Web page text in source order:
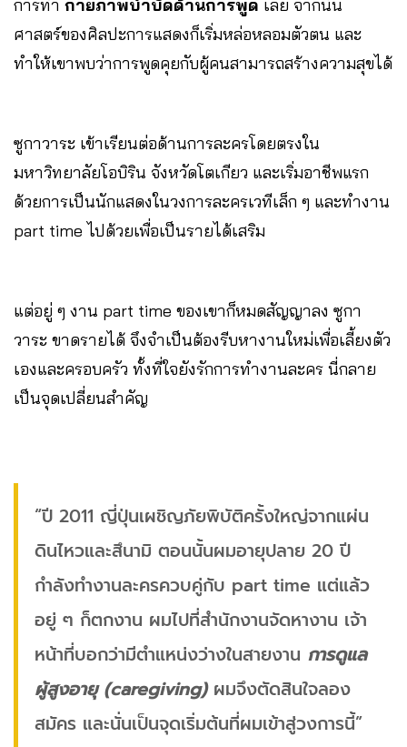
การทำ กายภาพบำบัดด้านการพูด เลย จากนั้น
ศาสตร์ของศิลปะการแสดงก็เริ่มหล่อหลอมตัวตน และ
ทำให้เขาพบว่าการพูดคุยกับผู้คนสามารถสร้างความสุขได้
ซูกาวาระ เข้าเรียนต่อด้านการละครโดยตรงใน
มหาวิทยาลัยโอบิริน จังหวัดโตเกียว และเริ่มอาชีพแรก
ด้วยการเป็นนักแสดงในวงการละครเวทีเล็ก ๆ และทำงาน
part time ไปด้วยเพื่อเป็นรายได้เสริม
แต่อยู่ ๆ งาน part time ของเขาก็หมดสัญญาลง ซูกา
วาระ ขาดรายได้ จึงจำเป็นต้องรีบหางานใหม่เพื่อเลี้ยงตัว
เองและครอบครัว ทั้งที่ใจยังรักการทำงานละคร นี่กลาย
เป็นจุดเปลี่ยนสำคัญ
“ปี 2011 ญี่ปุ่นเผชิญภัยพิบัติครั้งใหญ่จากแผ่น
ดินไหวและสึนามิ ตอนนั้นผมอายุปลาย 20 ปี
กำลังทำงานละครควบคู่กับ part time แต่แล้ว
อยู่ ๆ ก็ตกงาน ผมไปที่สำนักงานจัดหางาน เจ้า
หน้าที่บอกว่ามีตำแหน่งว่างในสายงาน การดูแล
ผู้สูงอายุ (caregiving)ผมจึงตัดสินใจลอง
สมัคร และนั่นเป็นจุดเริ่มต้นที่ผมเข้าสู่วงการนี้”